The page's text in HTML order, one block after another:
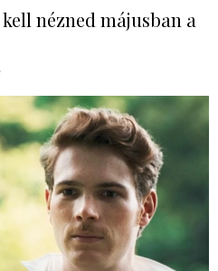
nézned májusban a